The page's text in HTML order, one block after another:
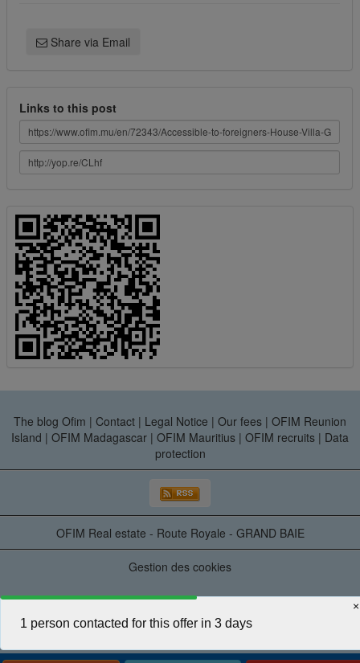
Share via Email
Links to this post
The blog Ofim | Contact | Legal Notice | Our fees | OFIM Reunion
Island | OFIM Madagascar | OFIM Mauritius | OFIM recruits | Data
protection
OFIM Real estate - Route Royale - GRAND BAIE
Gestion des cookies
×
1 person contacted for this offer in 3 days